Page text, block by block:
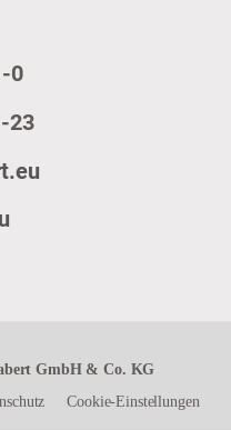
0
23
GmbH & Co. KG
Cookie-Einstellungen